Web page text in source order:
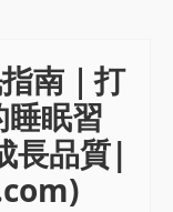
南｜打
眠習
長品質|